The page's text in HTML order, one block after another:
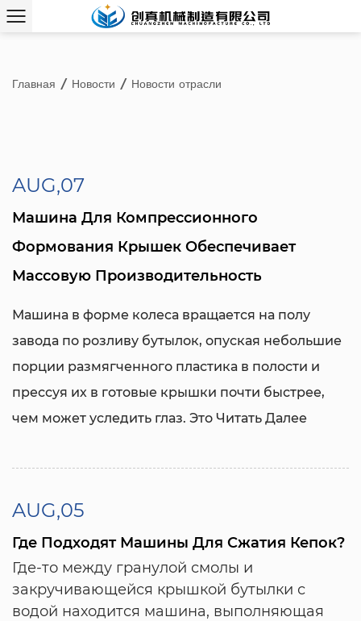
Главная / Новости / Новости отрасли
AUG,07
Машина Для Компрессионного
Формования Крышек Обеспечивает
Массовую Производительность
Машина в форме колеса вращается на полу
завода по розливу бутылок, опуская небольшие
порции размягченного пластика в полости и
прессуя их в готовые крышки почти быстрее,
чем может уследить глаз. Это Читать Далее
AUG,05
Где Подходят Машины Для Сжатия Кепок?
Где-то между гранулой смолы и
закручивающейся крышкой бутылки с
водой находится машина, выполняющая